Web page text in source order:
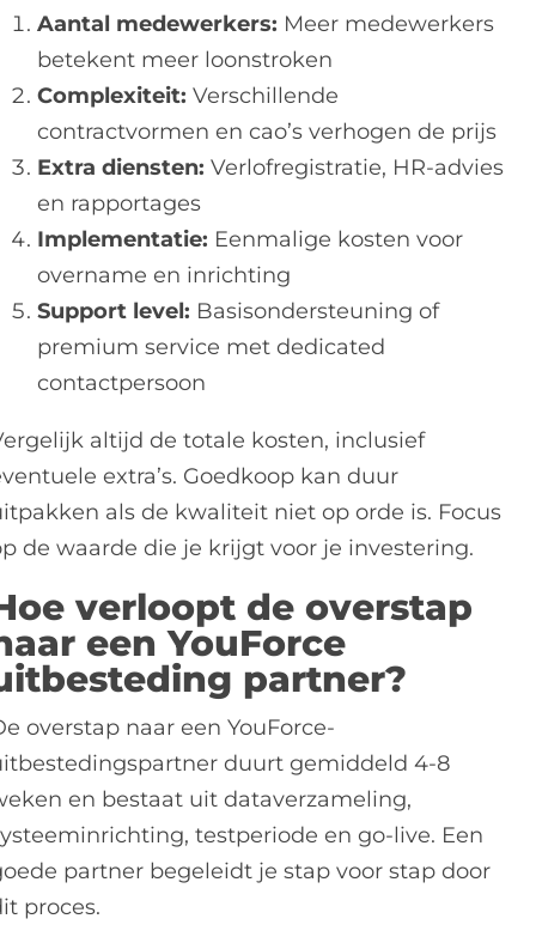
Aantal medewerkers: Meer medewerkers
betekent meer loonstroken
Complexiteit: Verschillende
contractvormen en cao’s verhogen de prijs
Extra diensten: Verlofregistratie, HR-advies
en rapportages
Implementatie: Eenmalige kosten voor
overname en inrichting
Support level: Basisondersteuning of
premium service met dedicated
contactpersoon
altijd de totale kosten, inclusief
extra’s. Goedkoop kan duur
als de kwaliteit niet op orde is. Focus
de waarde die je krijgt voor je investering.
verloopt de overstap
een YouForce
partner?
overstap naar een YouForce-
duurt gemiddeld 4-8
en bestaat uit dataverzameling,
testperiode en go-live. Een
partner begeleidt je stap voor stap door
proces.